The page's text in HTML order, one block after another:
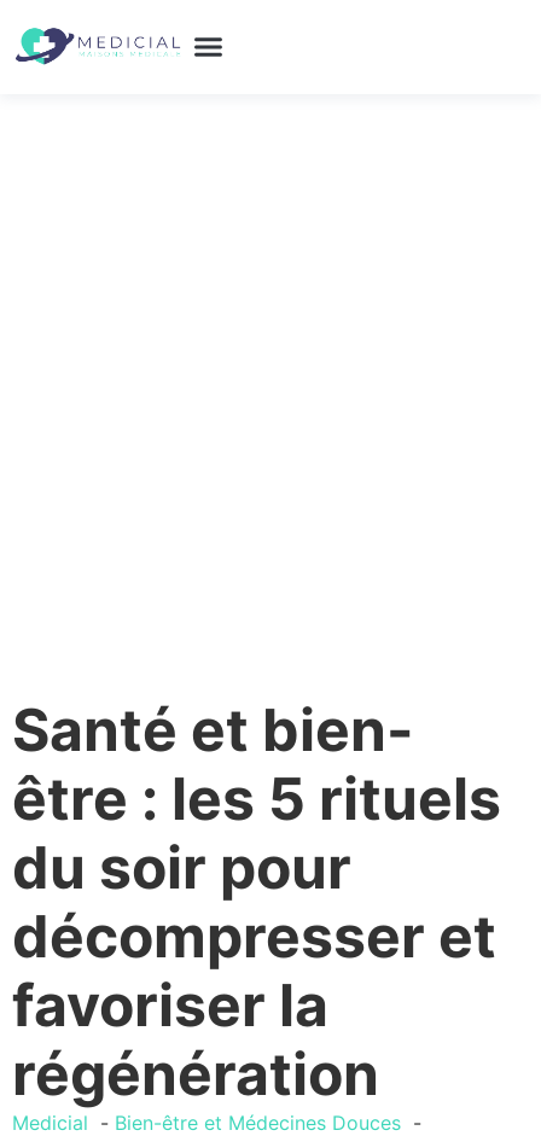
Santé et bien-
être : les 5 rituels
du soir pour
décompresser et
favoriser la
régénération
Medicial
Bien-être et Médecines Douces